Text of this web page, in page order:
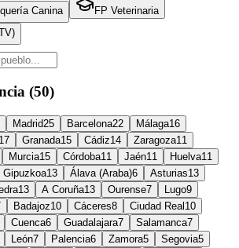
Canina
FP Veterinaria
(50)
Madrid25 Barcelona22 Málaga16
17 Granada15 Cádiz14 Zaragoza11
Murcia15 Córdoba11 Jaén11 Huelva11
Gipuzkoa13 Álava (Araba)6 Asturias13
13 A Coruña13 Ourense7 Lugo9
Badajoz10 Cáceres8 Ciudad Real 10
Cuenca6 Guadalajara7 Salamanca7
León7 Palencia6 Zamora5 Segovia5